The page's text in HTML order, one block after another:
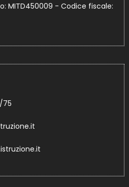
MITD450009 - Codice fiscale:
75